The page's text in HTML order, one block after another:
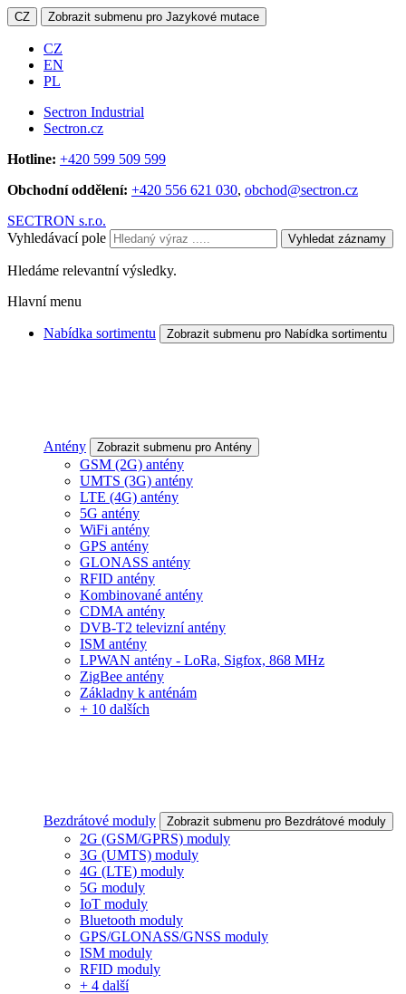
CZ Zobrazit submenu pro Jazykové mutace
CZ
EN
PL
Sectron Industrial
Sectron.cz
Hotline: +420 599 509 599
Obchodní oddělení: +420 556 621 030, obchod@sectron.cz
SECTRON s.r.o.
Vyhledávací pole
Vyhledat záznamy
Hledáme relevantní výsledky.
Hlavní menu
Nabídka sortimentu Zobrazit submenu pro Nabídka sortimentu
Antény Zobrazit submenu pro Antény
GSM (2G) antény
UMTS (3G) antény
LTE (4G) antény
5G antény
WiFi antény
GPS antény
GLONASS antény
RFID antény
Kombinované antény
CDMA antény
DVB-T2 televizní antény
ISM antény
LPWAN antény - LoRa, Sigfox, 868 MHz
ZigBee antény
Základny k anténám
+ 10 dalších
Bezdrátové moduly Zobrazit submenu pro Bezdrátové moduly
2G (GSM/GPRS) moduly
3G (UMTS) moduly
4G (LTE) moduly
5G moduly
IoT moduly
Bluetooth moduly
GPS/GLONASS/GNSS moduly
ISM moduly
RFID moduly
+ 4 další